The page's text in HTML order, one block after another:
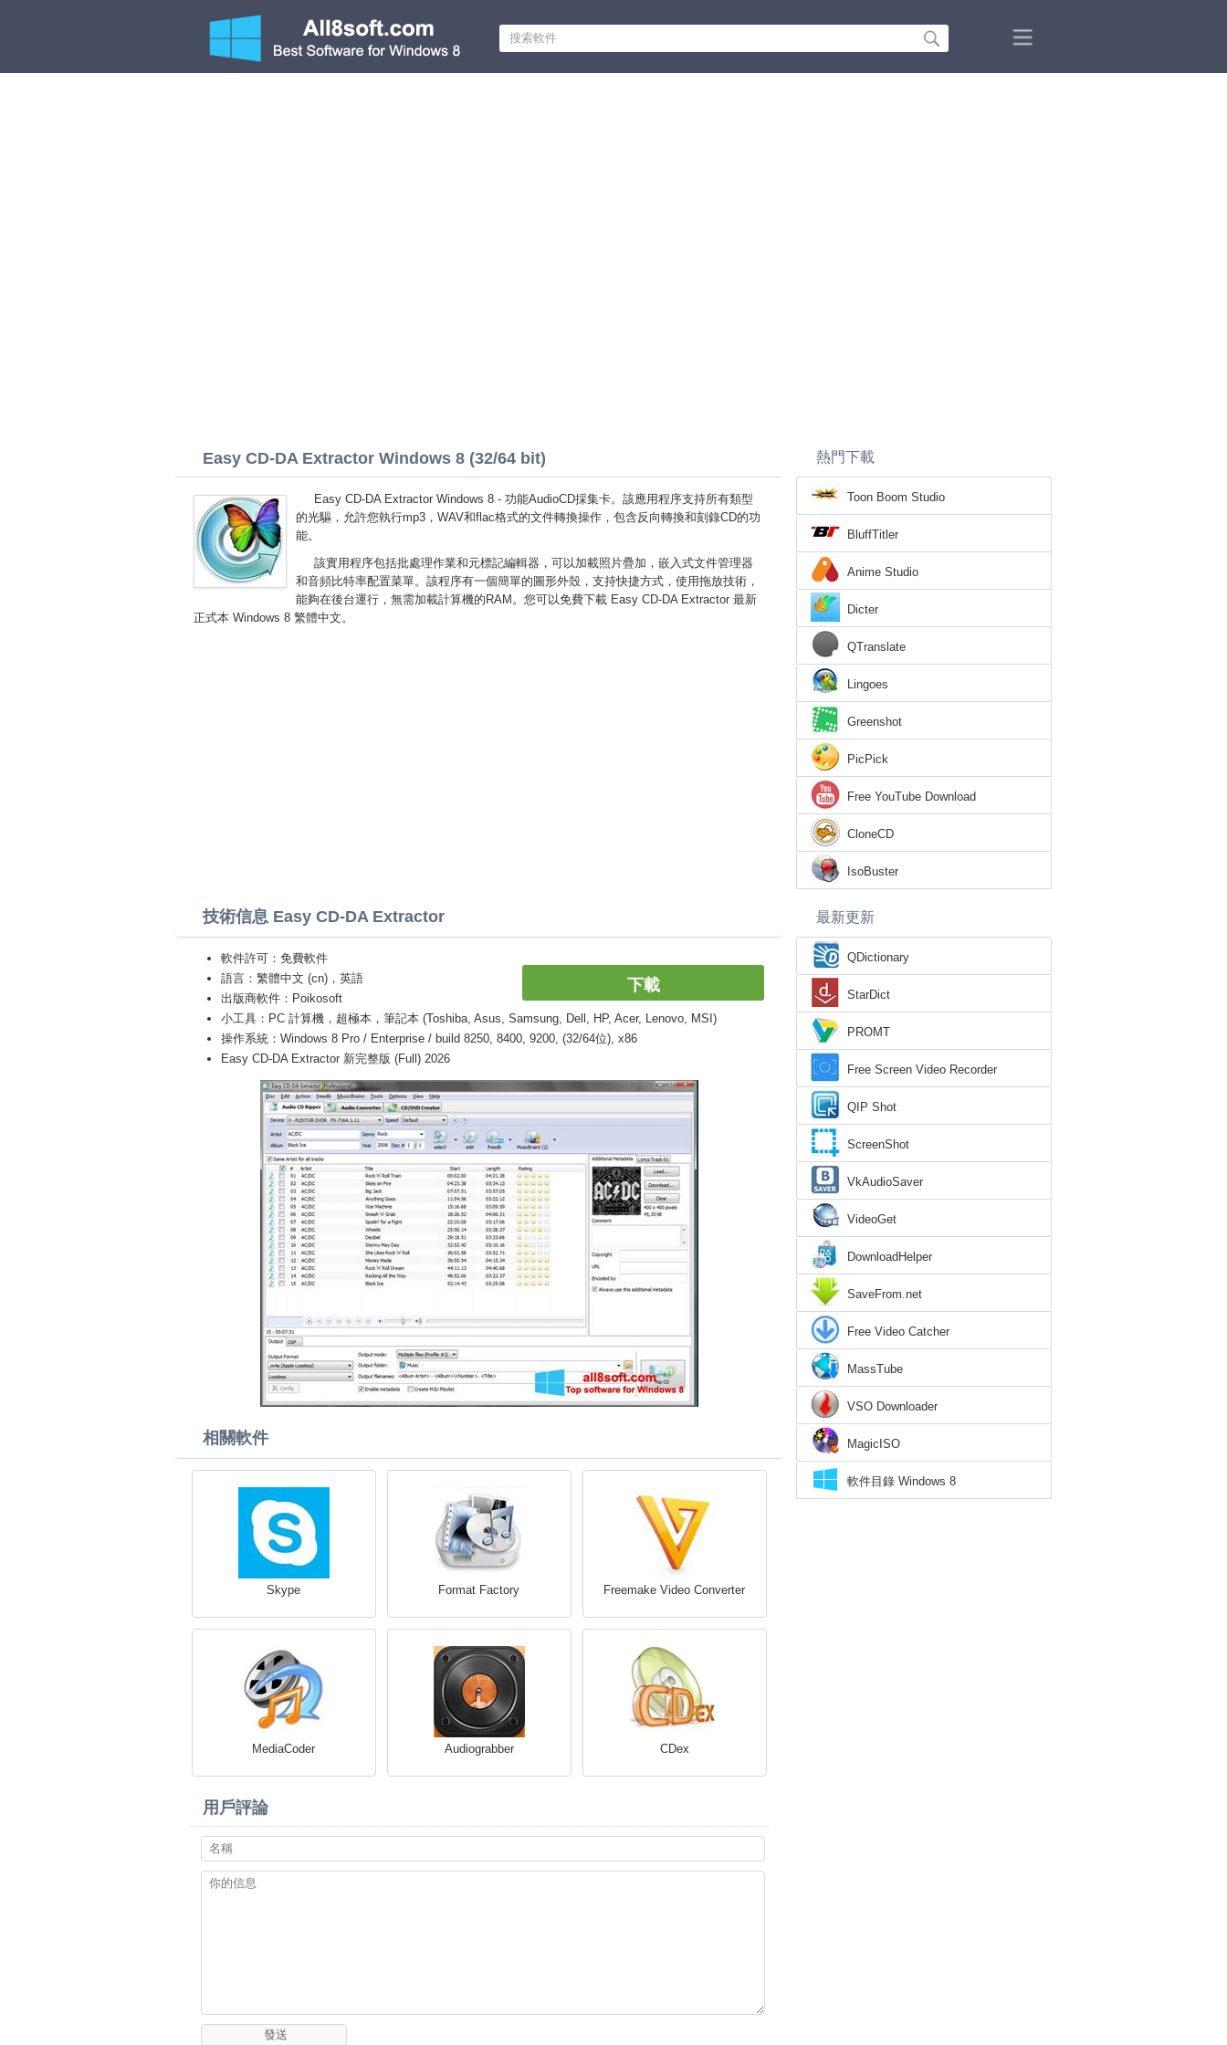
Easy CD-DA Extractor Windows 8 (32/64 bit)
Easy CD-DA Extractor Windows 8 - 功能AudioCD採集卡。該應用程序支持所有類型
的光驅，允許您執行mp3，WAV和flac格式的文件轉換操作，包含反向轉換和刻錄CD的功
能。
該實用程序包括批處理作業和元標記編輯器，可以加載照片疊加，嵌入式文件管理器
和音頻比特率配置菜單。該程序有一個簡單的圖形外殼，支持快捷方式，使用拖放技術，
能夠在後台運行，無需加載計算機的RAM。您可以免費下載 Easy CD-DA Extractor 最新
正式本 Windows 8 繁體中文。
技術信息 Easy CD-DA Extractor
下載
軟件許可：免費軟件
語言：繁體中文 (cn)，英語
出版商軟件：Poikosoft
小工具：PC 計算機，超極本，筆記本 (Toshiba, Asus, Samsung, Dell, HP, Acer, Lenovo, MSI)
操作系統：Windows 8 Pro / Enterprise / build 8250, 8400, 9200, (32/64位), x86
Easy CD-DA Extractor 新完整版 (Full) 2026
相關軟件
Skype Format Factory Freemake Video Converter
MediaCoder Audiograbber CDex
用戶評論
熱門下載
Toon Boom Studio
BluffTitler
Anime Studio
Dicter
QTranslate
Lingoes
Greenshot
PicPick
Free YouTube Download
CloneCD
IsoBuster
最新更新
QDictionary
StarDict
PROMT
Free Screen Video Recorder
QIP Shot
ScreenShot
VkAudioSaver
VideoGet
DownloadHelper
SaveFrom.net
Free Video Catcher
MassTube
VSO Downloader
MagicISO
軟件目錄 Windows 8